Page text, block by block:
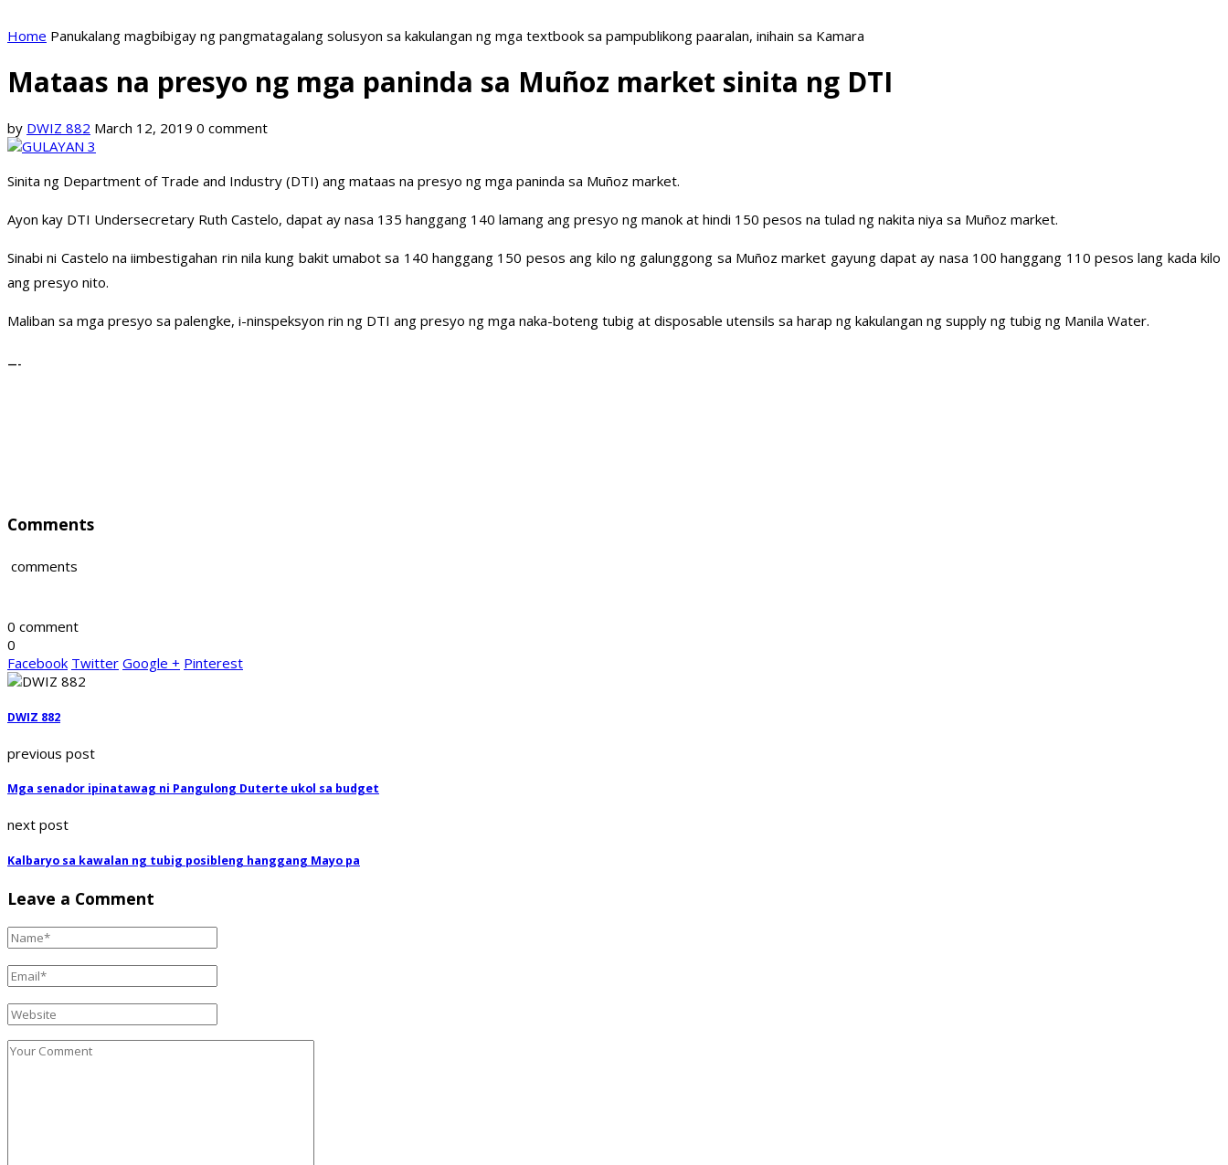
Home Panukalang magbibigay ng pangmatagalang solusyon sa kakulangan ng mga textbook sa pampublikong paaralan, inihain sa Kamara
Mataas na presyo ng mga paninda sa Muñoz market sinita ng DTI
by DWIZ 882 March 12, 2019 0 comment
Sinita ng Department of Trade and Industry (DTI) ang mataas na presyo ng mga paninda sa Muñoz market.
Ayon kay DTI Undersecretary Ruth Castelo, dapat ay nasa 135 hanggang 140 lamang ang presyo ng manok at hindi 150 pesos na tulad ng nakita niya sa Muñoz market.
Sinabi ni Castelo na iimbestigahan rin nila kung bakit umabot sa 140 hanggang 150 pesos ang kilo ng galunggong sa Muñoz market gayung dapat ay nasa 100 hanggang 110 pesos lang kada kilo
ang presyo nito.
Maliban sa mga presyo sa palengke, i-ninspeksyon rin ng DTI ang presyo ng mga naka-boteng tubig at disposable utensils sa harap ng kakulangan ng supply ng tubig ng Manila Water.
—-
Comments
comments
0 comment
0
Facebook Twitter Google + Pinterest
DWIZ 882
previous post
Mga senador ipinatawag ni Pangulong Duterte ukol sa budget
next post
Kalbaryo sa kawalan ng tubig posibleng hanggang Mayo pa
Leave a Comment